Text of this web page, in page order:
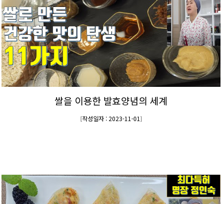
쌀을 이용한 발효양념의 세계
[작성일자 : 2023-11-01]